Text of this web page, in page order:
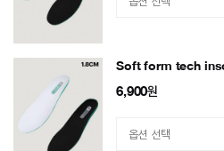
Soft form tech
6,900원